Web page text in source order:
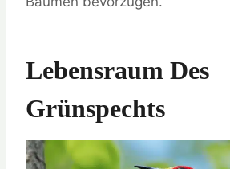
Lebensraum Des
Grünspechts